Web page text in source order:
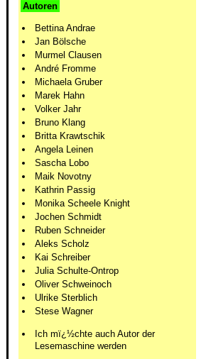
Autoren
Bettina Andrae
Jan Bölsche
Murmel Clausen
André Fromme
Michaela Gruber
Marek Hahn
Volker Jahr
Bruno Klang
Britta Krawtschik
Angela Leinen
Sascha Lobo
Maik Novotny
Kathrin Passig
Monika Scheele Knight
Jochen Schmidt
Ruben Schneider
Aleks Scholz
Kai Schreiber
Julia Schulte-Ontrop
Oliver Schweinoch
Ulrike Sterblich
Stese Wagner
Ich mï¿½chte auch Autor der
Lesemaschine werden